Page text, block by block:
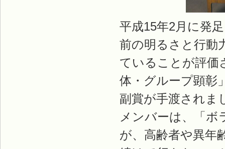
平成15年2月に発
前の明るさと行動
ていることが評価
体・グループ顕彰
副賞が手渡されま
メンバーは、「ボ
が、高齢者や異年